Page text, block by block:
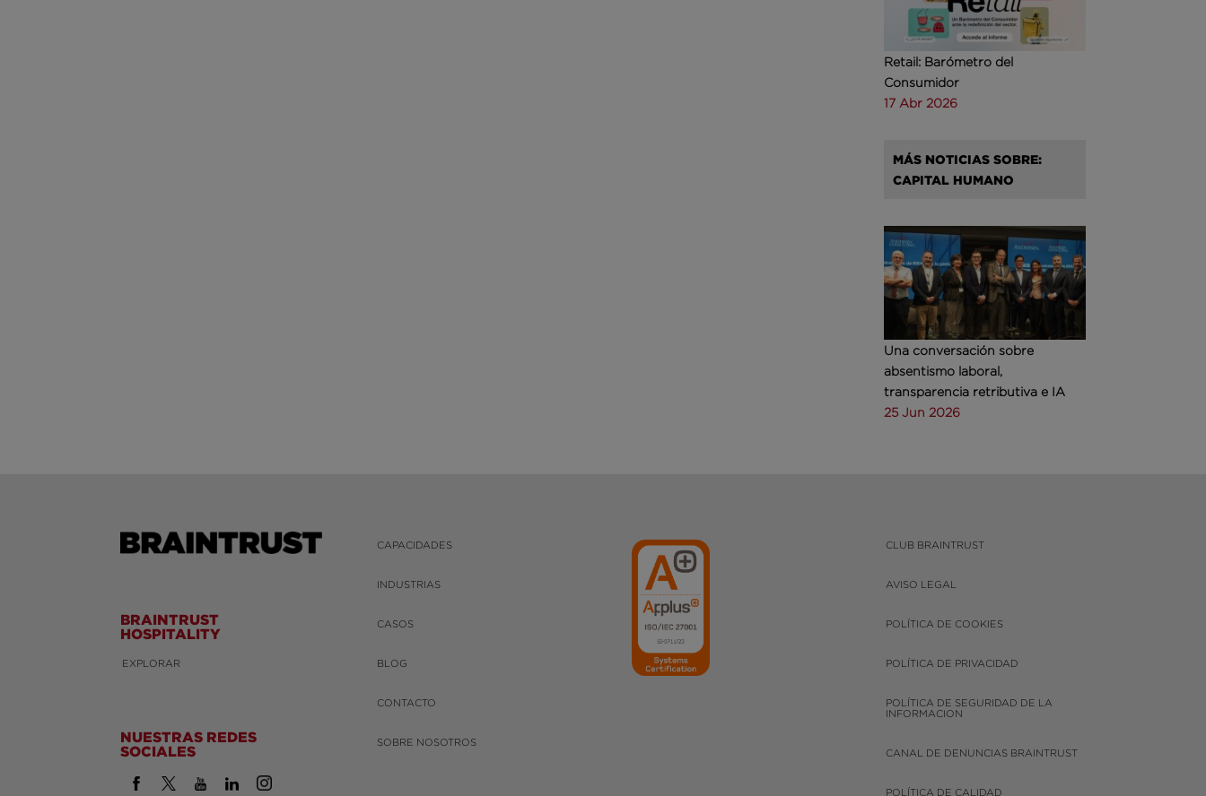
Retail: Barómetro del
Consumidor
17 Abr 2026
MÁS NOTICIAS SOBRE:
CAPITAL HUMANO
Una conversación sobre
absentismo laboral,
transparencia retributiva e IA
25 Jun 2026
BRAINTRUST
HOSPITALITY
EXPLORAR
NUESTRAS REDES
SOCIALES
CAPACIDADES
INDUSTRIAS
CASOS
BLOG
CONTACTO
SOBRE NOSOTROS
CLUB BRAINTRUST
AVISO LEGAL
POLÍTICA DE COOKIES
POLÍTICA DE PRIVACIDAD
POLÍTICA DE SEGURIDAD DE LA
INFORMACION
CANAL DE DENUNCIAS BRAINTRUST
POLÍTICA DE CALIDAD